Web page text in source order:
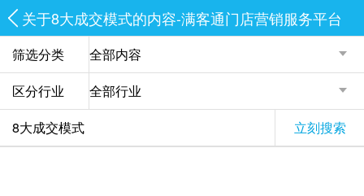
关于8大成交模式的内容-满客通门店营销服务平台
筛选分类
区分行业
立刻搜索